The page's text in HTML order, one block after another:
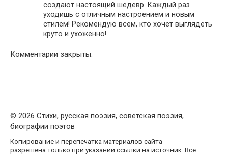
создают настоящий шедевр. Каждый раз
уходишь с отличным настроением и новым
стилем! Рекомендую всем, кто хочет выглядеть
круто и ухоженно!
Комментарии закрыты.
© 2026 Стихи, русская поэзия, советская поэзия,
биографии поэтов
Копирование и перепечатка материалов сайта
разрешена только при указании ссылки на источник. Все